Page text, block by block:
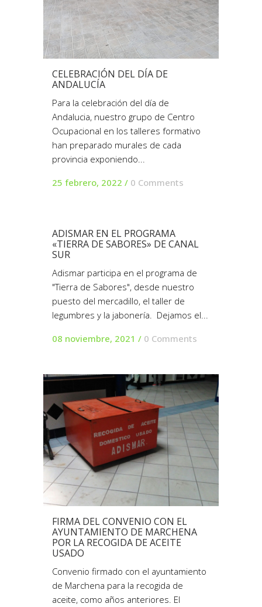
CELEBRACIÓN DEL DÍA DE
ANDALUCÍA
Para la celebración del día de
Andalucia, nuestro grupo de Centro
Ocupacional en los talleres formativo
han preparado murales de cada
provincia exponiendo...
25 febrero, 2022 / 0 Comments
ADISMAR EN EL PROGRAMA
«TIERRA DE SABORES» DE CANAL
SUR
Adismar participa en el programa de
"Tierra de Sabores", desde nuestro
puesto del mercadillo, el taller de
legumbres y la jabonería. Dejamos el...
08 noviembre, 2021 / 0 Comments
FIRMA DEL CONVENIO CON EL
AYUNTAMIENTO DE MARCHENA
POR LA RECOGIDA DE ACEITE
USADO
Convenio firmado con el ayuntamiento
de Marchena para la recogida de
aceite, como años anteriores. El